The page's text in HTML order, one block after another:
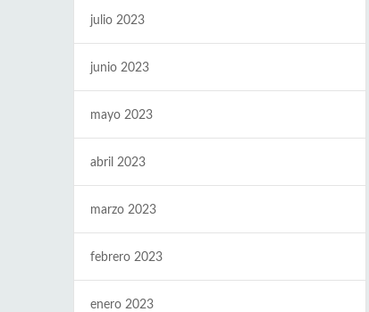
julio 2023
junio 2023
mayo 2023
abril 2023
marzo 2023
febrero 2023
enero 2023